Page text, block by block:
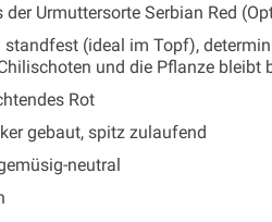
der Urmuttersorte Serbian Red
(ideal im Topf),
und die Pflanze bleibt
Rot
gebaut, spitz zulaufend
neutral